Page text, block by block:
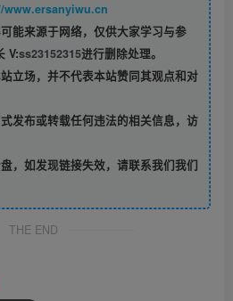
www.ersanyiwu.cn
能来源于网络，仅供大家学习与参
V:ss23152315进行删除处理。
立场，并不代表本站赞同其观点和对
发布或转载任何违法的相关信息，访
，如发现链接失效，请联系我们我们
THE END